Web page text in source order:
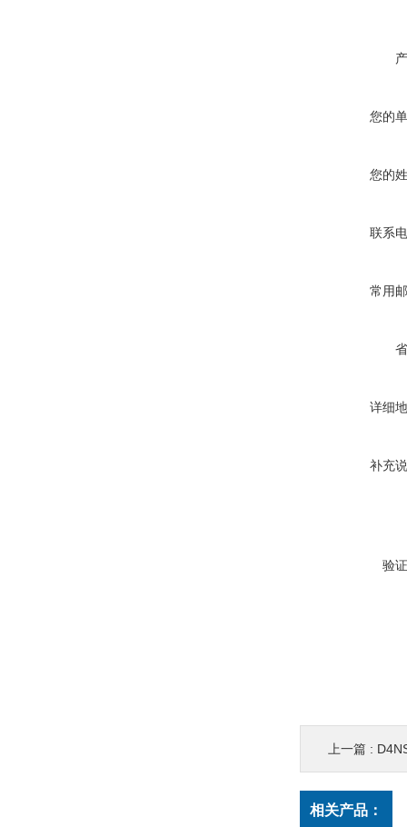
您的
您的
联系
常用
详细
补充
验
上一篇 :
相关产品：